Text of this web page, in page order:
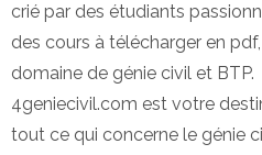
crié par des étudiants
des cours à télécharger en
domaine de génie civil et BTP.
4geniecivil.com est votre
tout ce qui concerne le génie